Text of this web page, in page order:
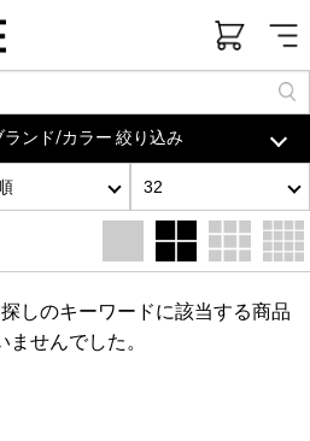
ンド/カラー 絞り込み
32
しのキーワードに該当する商品
ませんでした。